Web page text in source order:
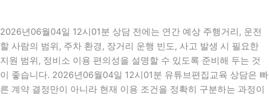
2026년06월04일 12시01분 상담 전에는 연간 예상 주행거리, 운전
할 사람의 범위, 주차 환경, 장거리 운행 빈도, 사고 발생 시 필요한
지원 범위, 정비소 이용 편의성을 설명할 수 있도록 준비해 두는 것
이 좋습니다. 2026년06월04일 12시01분 유튜브편집교육 상담은 빠
른 계약 결정만이 아니라 현재 이용 조건을 정확히 구분하는 과정이